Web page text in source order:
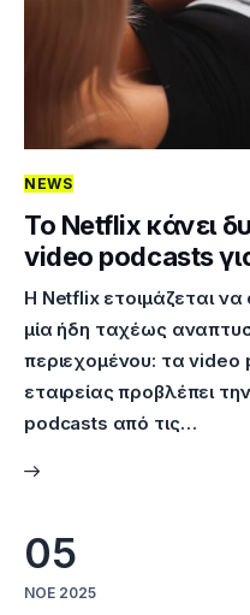
NEWS
To Netflix κάνει
video podcasts
Η Netflix ετοιμάζεται να
μία ήδη ταχέως
περιεχομένου: τα
εταιρείας προβλέπει
podcasts από τις…
05
ΝΟΈ 2025